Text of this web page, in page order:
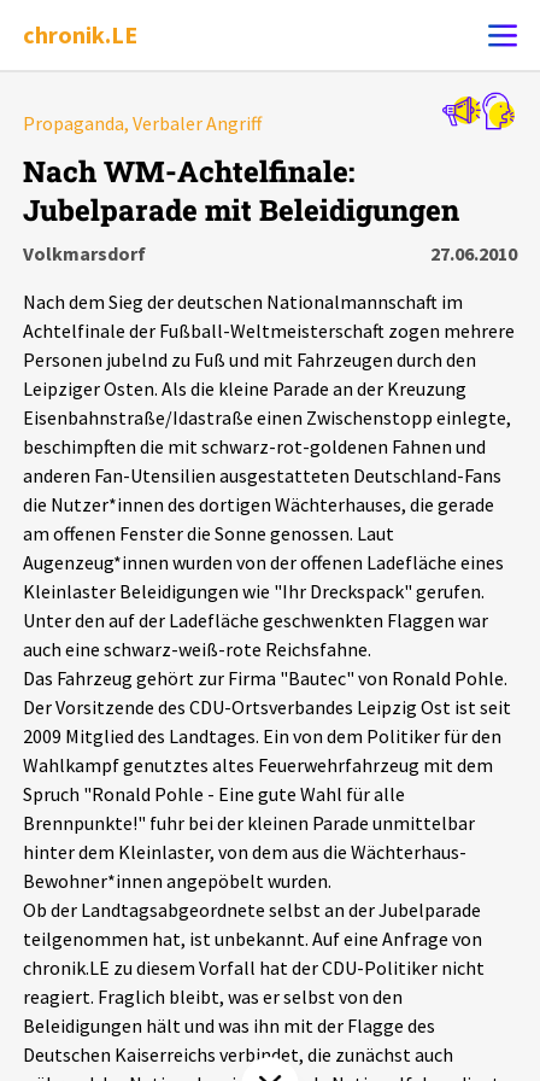
chronik.LE
Ereignis melden
Chronik
Leipziger Zustände
Schlaglichter
Phänomene
Aktuelles
Alle Beiträge
Veranstaltungen
Pressemitteilungen
Podcasts
Über uns
Projektbeschreibung
Kontakt
Unterstützer_innen
Spenden
chronik.LE in der Presse
Propaganda, Verbaler Angriff
Nach WM-Achtelfinale:
Jubelparade mit Beleidigungen
Volkmarsdorf
27.06.2010
Nach dem Sieg der deutschen Nationalmannschaft im
Achtelfinale der Fußball-Weltmeisterschaft zogen mehrere
Personen jubelnd zu Fuß und mit Fahrzeugen durch den
Leipziger Osten. Als die kleine Parade an der Kreuzung
Eisenbahnstraße/Idastraße einen Zwischenstopp einlegte,
beschimpften die mit schwarz-rot-goldenen Fahnen und
anderen Fan-Utensilien ausgestatteten Deutschland-Fans
die Nutzer*innen des dortigen Wächterhauses, die gerade
am offenen Fenster die Sonne genossen. Laut
Augenzeug*innen wurden von der offenen Ladefläche eines
Kleinlaster Beleidigungen wie "Ihr Dreckspack" gerufen.
Unter den auf der Ladefläche geschwenkten Flaggen war
auch eine schwarz-weiß-rote Reichsfahne.
Das Fahrzeug gehört zur Firma "Bautec" von Ronald Pohle.
Der Vorsitzende des CDU-Ortsverbandes Leipzig Ost ist seit
2009 Mitglied des Landtages. Ein von dem Politiker für den
Wahlkampf genutztes altes Feuerwehrfahrzeug mit dem
Spruch "Ronald Pohle - Eine gute Wahl für alle
Brennpunkte!" fuhr bei der kleinen Parade unmittelbar
hinter dem Kleinlaster, von dem aus die Wächterhaus-
Bewohner*innen angepöbelt wurden.
Ob der Landtagsabgeordnete selbst an der Jubelparade
teilgenommen hat, ist unbekannt. Auf eine Anfrage von
chronik.LE zu diesem Vorfall hat der CDU-Politiker nicht
reagiert. Fraglich bleibt, was er selbst von den
Beleidigungen hält und was ihn mit der Flagge des
Deutschen Kaiserreichs verbindet, die zunächst auch
Alle Ereignisse
Ereignisse
Ereignisse Statistik